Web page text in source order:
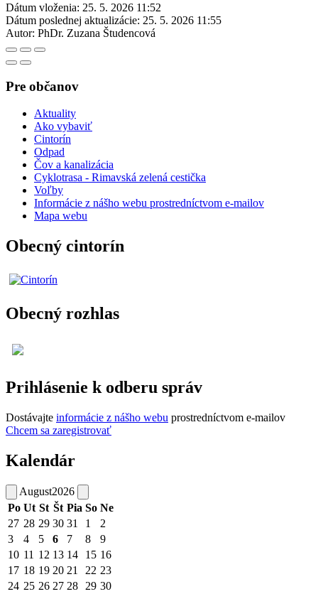
Dátum vloženia: 25. 5. 2026 11:52
Dátum poslednej aktualizácie: 25. 5. 2026 11:55
Autor: PhDr. Zuzana Študencová
Pre občanov
Aktuality
Ako vybaviť
Cintorín
Odpad
Čov a kanalizácia
Cyklotrasa - Rimavská zelená cestička
Voľby
Informácie z nášho webu prostredníctvom e-mailov
Mapa webu
Obecný cintorín
Obecný rozhlas
Prihlásenie k odberu správ
Dostávajte informácie z nášho webu prostredníctvom e-mailov
Chcem sa zaregistrovať
Kalendár
August2026
Po Ut St Št Pia So Ne
27 28 29 30 31 1
2
3
4 5 6 7 8
9
10 11 12 13 14 15 16
17 18 19 20 21 22 23
24 25 26 27 28 29 30